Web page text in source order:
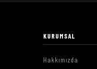
KURUMSAL
Hakkımızda